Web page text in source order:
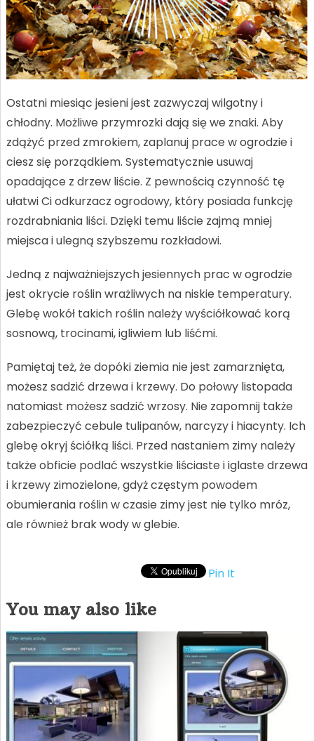
Ostatni miesiąc jesieni jest zazwyczaj wilgotny i
chłodny. Możliwe przymrozki dają się we znaki. Aby
zdążyć przed zmrokiem, zaplanuj prace w ogrodzie i
ciesz się porządkiem. Systematycznie usuwaj
opadające z drzew liście. Z pewnością czynność tę
ułatwi Ci odkurzacz ogrodowy, który posiada funkcję
rozdrabniania liści. Dzięki temu liście zajmą mniej
miejsca i ulegną szybszemu rozkładowi.
Jedną z najważniejszych jesiennych prac w ogrodzie
jest okrycie roślin wrażliwych na niskie temperatury.
Glebę wokół takich roślin należy wyściółkować korą
sosnową, trocinami, igliwiem lub liśćmi.
Pamiętaj też, że dopóki ziemia nie jest zamarznięta,
możesz sadzić drzewa i krzewy. Do połowy listopada
natomiast możesz sadzić wrzosy. Nie zapomnij także
zabezpieczyć cebule tulipanów, narcyzy i hiacynty. Ich
glebę okryj ściółką liści. Przed nastaniem zimy należy
także obficie podlać wszystkie liściaste i iglaste drzewa
i krzewy zimozielone, gdyż częstym powodem
obumierania roślin w czasie zimy jest nie tylko mróz,
ale również brak wody w glebie.
Pin It
You may also like